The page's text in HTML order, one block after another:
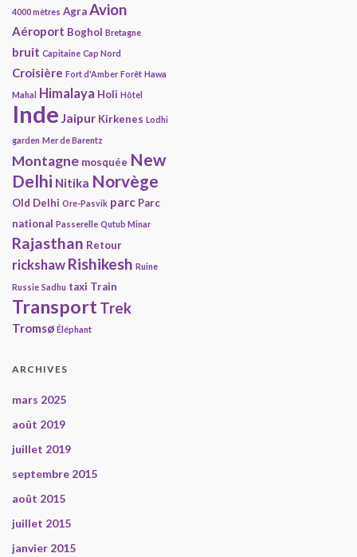
4000 mètres AgraAvion
Aéroport Boghol Bretagne
bruit Capitaine Cap Nord
Croisière Fort d'Amber Forêt Hawa
Mahal
Himalaya Holi Hôtel
Inde Jaipur Kirkenes Lodhi
garden Mer de Barentz
Montagne mosquée New
Delhi Nitika Norvège
Old Delhi Ore-Pasvik parc Parc
national Passerelle Qutub Minar
Rajasthan Retour
rickshaw Rishikesh Ruine
Russie Sadhu taxi Train
Transport Trek
Tromsø Éléphant
ARCHIVES
mars 2025
août 2019
juillet 2019
septembre 2015
août 2015
juillet 2015
janvier 2015